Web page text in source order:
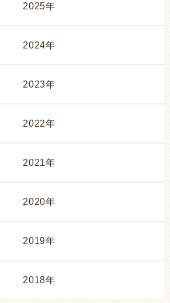
2025年
2024年
2023年
2022年
2021年
2020年
2019年
2018年